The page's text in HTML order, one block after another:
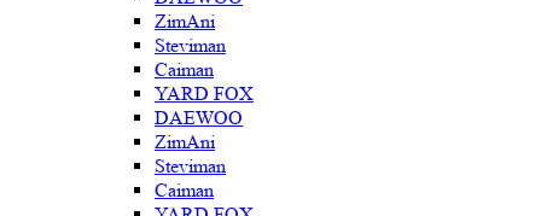
ZimAni
Steviman
Caiman
YARD FOX
DAEWOO
ZimAni
Steviman
Caiman